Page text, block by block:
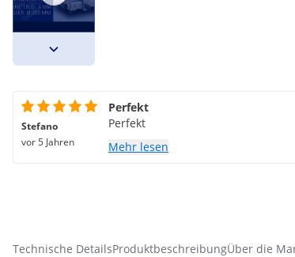
Stefano
vor 5 Jahren
Perfekt
Perfekt
Mehr lesen
Technische DetailsProduktbeschreibungÜber die